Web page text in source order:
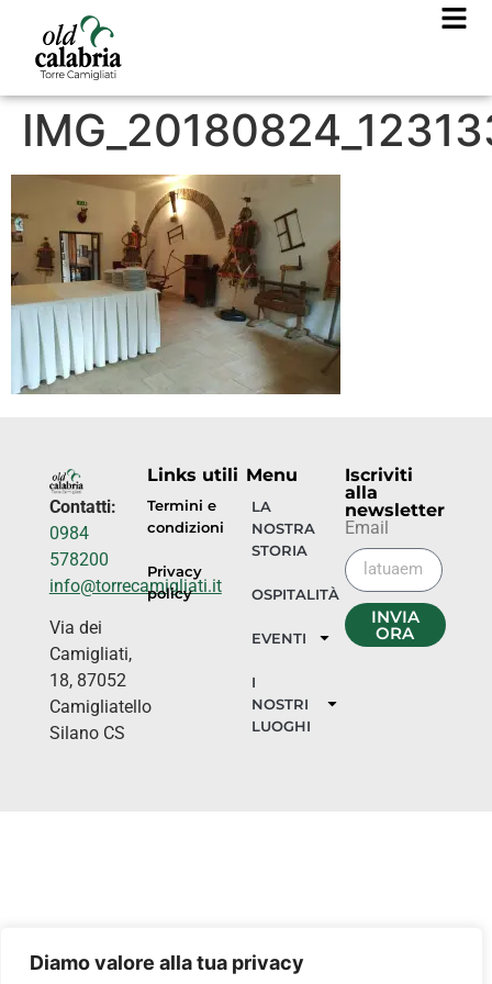
Diamo valore alla tua privacy
Contatti:
0984
578200
info@torrecamigliati.it
Via dei
Camigliati,
18, 87052
Camigliatello
Silano CS
Links utili
Termini e
condizioni
Privacy
policy
Menu
LA
NOSTRA
STORIA
OSPITALITÀ
EVENTI
I
NOSTRI
LUOGHI
Iscriviti
alla
newsletter
Email
INVIA
ORA